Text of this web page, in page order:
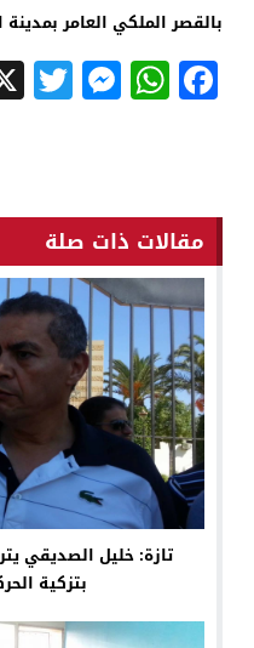
بالقصر الملكي العامر بمدينة
مقالات ذات صلة
بتزكية